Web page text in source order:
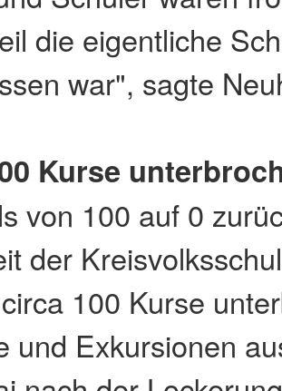
die eigentliche
war", sagte
Kurse
von 100 auf 0
der
100 Kurse
und Exkursionen